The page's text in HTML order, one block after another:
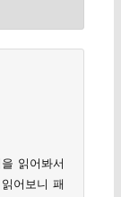
읽어봐서
어보니 패